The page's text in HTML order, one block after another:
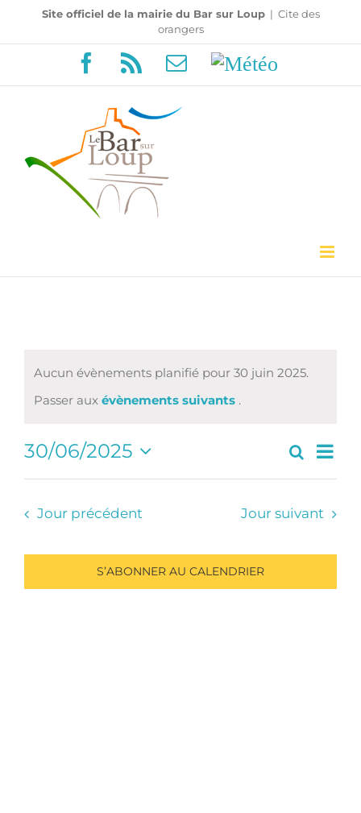
au
Site officiel de la mairie du Bar sur Loup | Cite des
orangers
Facebook
Rss EmailMétéo
Notice
Aucun évènements planifié pour 30 juin 2025.
Passer aux évènements suivants .
et
de
vues
30/06/2025
Sélectionnez
date.
Jour précédent Jour suivant
S’ABONNER AU CALENDRIER